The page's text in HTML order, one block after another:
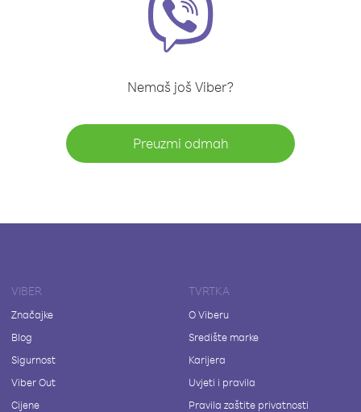
Nemaš još Viber?
Preuzmi odmah
VIBER
Značajke
Blog
Sigurnost
Viber Out
Cijene
TVRTKA
O Viberu
Središte marke
Karijera
Uvjeti i pravila
Pravila zaštite privatnosti